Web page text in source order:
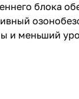
блока
и меньший